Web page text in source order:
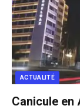
ACTUALITÉ
Canicule en